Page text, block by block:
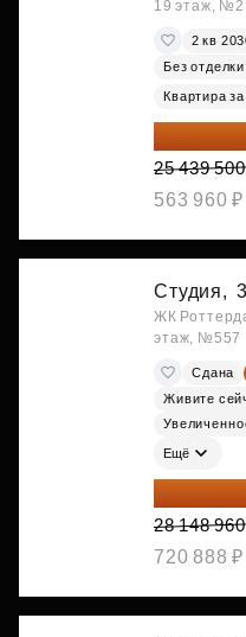
19 этаж,
2 кв
Без отделки
Квартира
23 404
25 439
563 960 ₽
Студия,
ЖК
этаж, №557
Сдана
Живите
Ещё
23 645
28 148
720 888 ₽